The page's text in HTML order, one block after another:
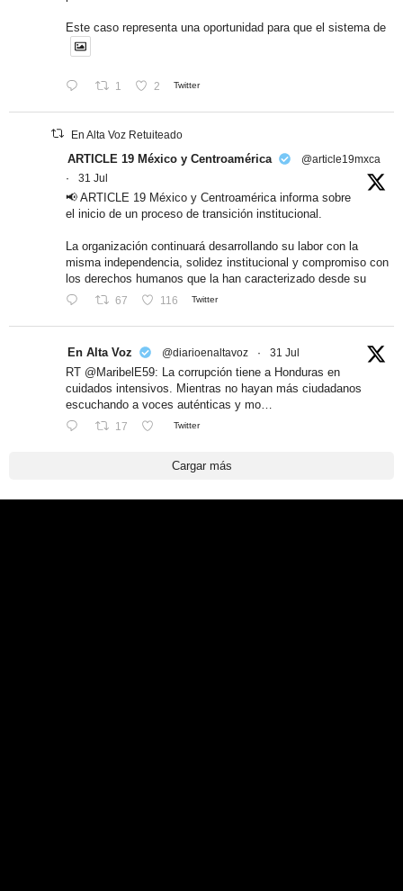
Este caso representa una oportunidad para que el sistema de
1 2 Twitter
En Alta Voz Retuiteado
ARTICLE 19 México y Centroamérica
@article19mxca
·
31 Jul
📢 ARTICLE 19 México y Centroamérica informa sobre
el inicio de un proceso de transición institucional.
La organización continuará desarrollando su labor con la
misma independencia, solidez institucional y compromiso con
los derechos humanos que la han caracterizado desde su
67 116 Twitter
En Alta Voz @diarioenaltavoz · 31 Jul
RT @MaribelE59: La corrupción tiene a Honduras en
cuidados intensivos. Mientras no hayan más ciudadanos
escuchando a voces auténticas y mo…
17 Twitter
Cargar más